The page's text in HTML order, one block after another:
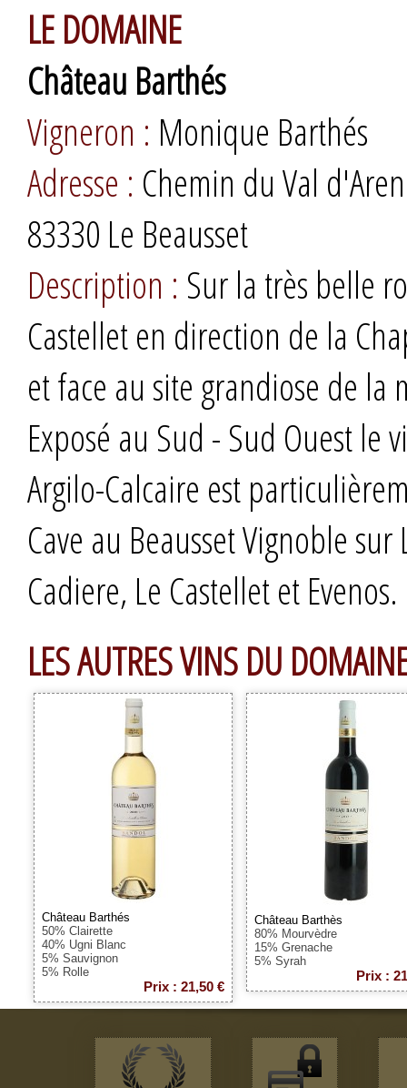
LE DOMAINE
Château Barthés
Vigneron : Monique Barthés
Adresse : Chemin du Val
83330 Le Beausset
Description : Sur la très belle
Castellet en direction de la
et face au site grandiose de la
Exposé au Sud - Sud Ouest
Argilo-Calcaire est
Cave au Beausset Vignoble
Cadiere, Le Castellet et Evenos.
LES AUTRES VINS DU
Château Barthés
50% Clairette
40% Ugni Blanc
5% Sauvignon
5% Rolle
Prix : 21,50 €
Château Barthès
80% Mourvèdre
15% Grenache
5% Syrah
Prix :